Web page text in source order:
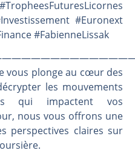
#Euronext
#FabienneLissak
vous plonge au cœur des
les mouvements
qui impactent vos
nous vous offrons une
perspectives claires sur